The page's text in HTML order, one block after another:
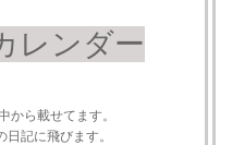
レンダー
から載せてます。
記に飛びます。